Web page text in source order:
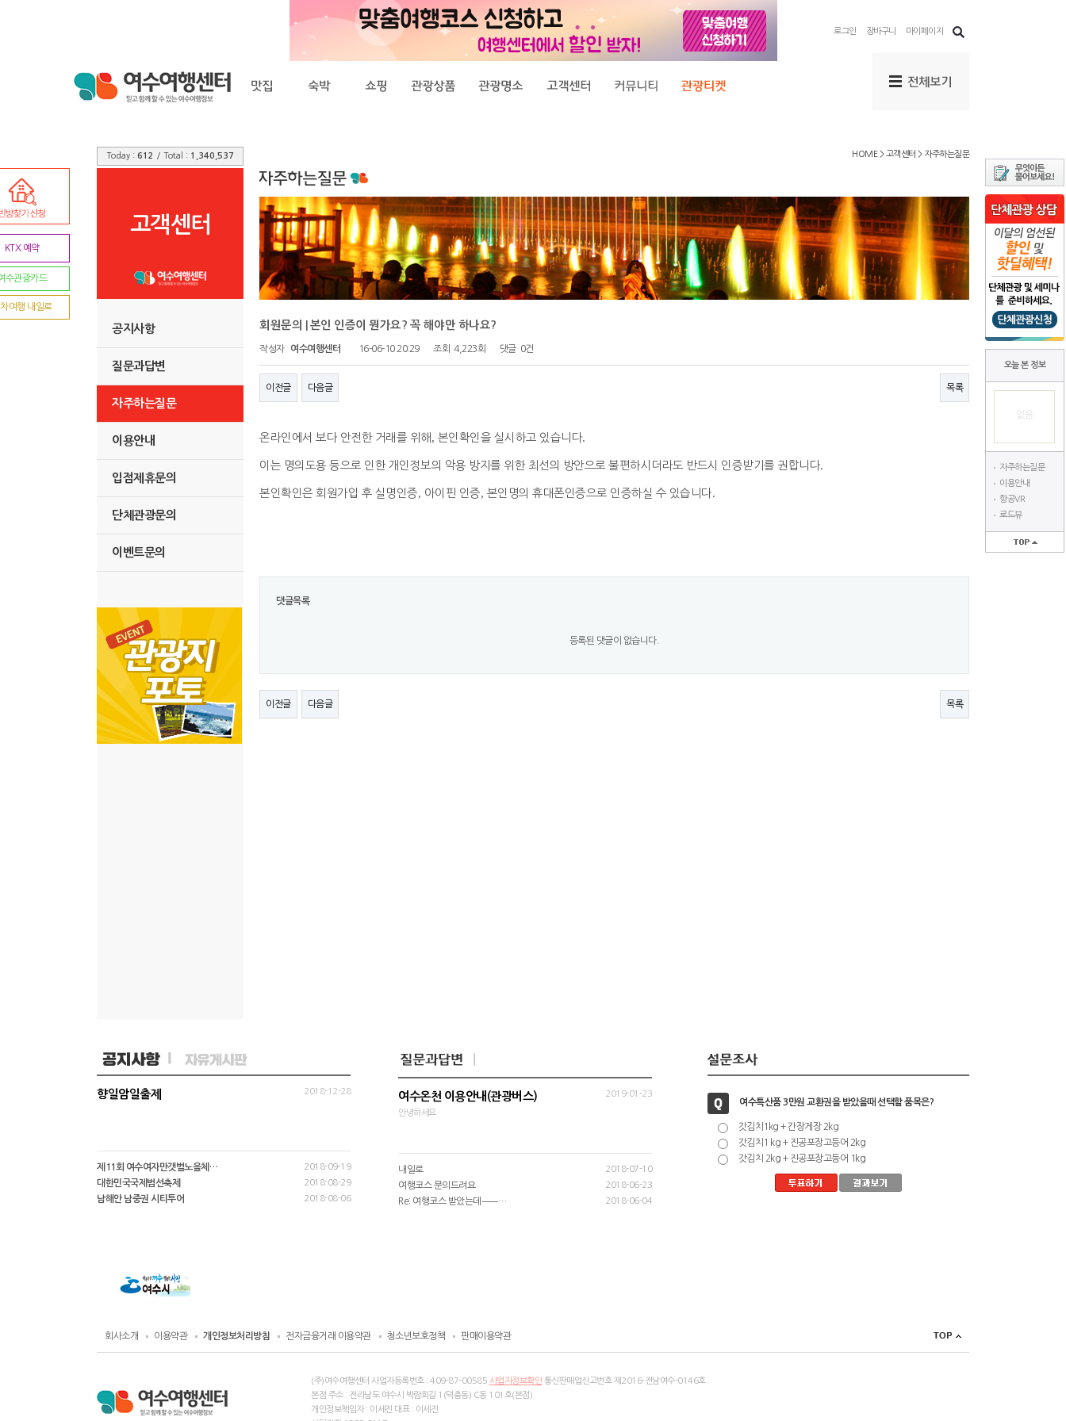
로그인 장바구니 마이페이지
KTX 예약
수관광카드
여행 내일로
오늘 본 정보
없음
자주하는질문
이용안내
항공VR
로드뷰
Today : 612 / Total : 1,340,537
고객센터
공지사항
질문과답변
자주하는질문
이용안내
입점제휴문의
단체관광문의
이벤트문의
HOME > 고객센터 > 자주하는질문
회원문의 | 본인 인증이 뭔가요? 꼭 해야만 하나요?
작성자 여수여행센터 16-06-10 20:29 조회 4,223회 댓글 0건
이전글 다음글 목록
온라인에서 보다 안전한 거래를 위해 , 본인확인을 실시하고 있습니다.
이는 명의도용 등으로 인한 개인정보의 악용 방지를 위한 최선의 방안으로 불편하시더라도 반드시 인증받기를 권합니다.
본인확인은 회원가입 후 실명인증, 아이핀 인증, 본인명의 휴대폰인증으로 인증하실 수 있습니다.
댓글목록
등록된 댓글이 없습니다.
이전글 다음글 목록
향일암일출제 2018-12-28
제11회 여수여자만갯벌노을체… 2018-09-19
대한민국국제범선축제 2018-08-29
남해안 남중권 시티투어 2018-08-06
여수온천 이용안내(관광버스)
안녕하세요
2019-01-23
내일로 2018-07-10
여행코스 문의드려요 2018-06-23
Re: 여행코스 받았는데ㅡㅡ… 2018-06-04
여수특산품 3만원 교환권을 받았을때 선택할 품목은?
갓김치1kg + 간장게장 2kg
갓김치1 kg + 진공포장고등어 2kg
갓김치 2kg + 진공포장고등어 1kg
회사소개 이용약관 개인정보처리방침 전자금융거래 이용약관 청소년보호정책 판매이용약관
(주)여수여행센터 사업자등록번호 : 409-87-00585 사업자정보확인 통신판매업신고번호 제2016-전남여수-0146호
본점 주소 : 전라남도 여수시 박람회길 1(덕충동) C동 101호(본점)
개인정보책임자 : 이세진 대표 : 이세진